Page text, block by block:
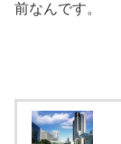
前なんです。